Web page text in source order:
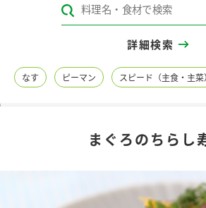
レシピカテゴリ一覧
レシピ名特集
詳細検索
なす ピーマン スピード（主食・主菜
まぐろのちらし